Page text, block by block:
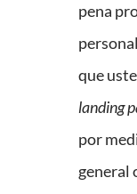
pena
que
landing
por
general